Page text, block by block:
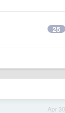
25
Apr 30